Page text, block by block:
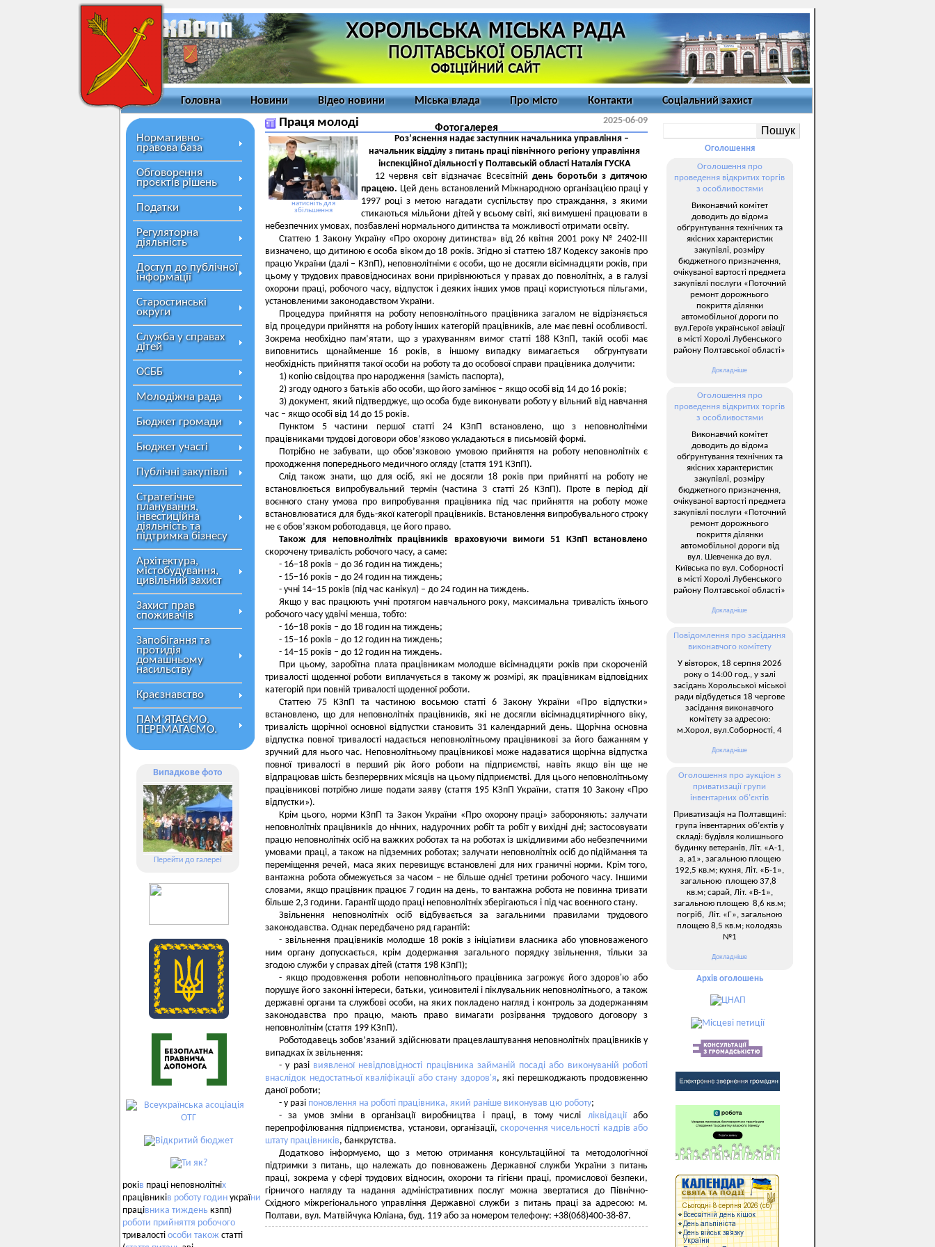
Головна Новини Відео новини Міська влада Про місто Контакти Соціальний захист
Фотогалерея
Нормативно-
правова база
Обговорення
проєктів рішень
Податки
Регуляторна
діяльність
Доступ до публічної
інформації
Старостинські
округи
Служба у справах
дітей
ОСББ
Молодіжна рада
Бюджет громади
Бюджет участі
Публічні закупівлі
Стратегічне
планування,
інвестиційна
діяльність та
підтримка бізнесу
Архітектура,
містобудування,
цивільний захист
Захист прав
споживачів
Запобігання та
протидія
домашньому
насильству
Краєзнавство
ПАМ’ЯТАЄМО.
ПЕРЕМАГАЄМО.
Випадкове фото
Перейти до галереї
років праці неповнолітніх
працівників роботу годин україни
працівника тиждень кзпп)
роботи прийняття робочого
тривалості особи також статті
Праця молоді 2025-06-09
натисніть для
збільшення
Роз’яснення надає заступник начальника управління –
начальник відділу з питань праці північного регіону управління
інспекційної діяльності у Полтавській області Наталія ГУСКА
12 червня світ відзначає Всесвітній день боротьби з дитячою
працею. Цей день встановлений Міжнародною організацією праці у
1997 році з метою нагадати суспільству про страждання, з якими
стикаються мільйони дітей у всьому світі, які вимушені працювати в
небезпечних умовах, позбавлені нормального дитинства та можливості отримати освіту.
Статтею 1 Закону Україну «Про охорону дитинства» від 26 квітня 2001 року № 2402-III
визначено, що дитиною є особа віком до 18 років. Згідно зі статтею 187 Кодексу законів про
працю України (далі – КЗпП), неповнолітніми є особи, що не досягли вісімнадцяти років, при
цьому у трудових правовідносинах вони прирівнюються у правах до повнолітніх, а в галузі
охорони праці, робочого часу, відпусток і деяких інших умов праці користуються пільгами,
установленими законодавством України.
Процедура прийняття на роботу неповнолітнього працівника загалом не відрізняється
від процедури прийняття на роботу інших категорій працівників, але має певні особливості.
Зокрема необхідно пам’ятати, що з урахуванням вимог статті 188 КЗпП, такій особі має
виповнитись щонайменше 16 років, в іншому випадку вимагається обґрунтувати
необхідність прийняття такої особи на роботу та до особової справи працівника долучити:
1) копію свідоцтва про народження (замість паспорта),
2) згоду одного з батьків або особи, що його замінює – якщо особі від 14 до 16 років;
3) документ, який підтверджує, що особа буде виконувати роботу у вільний від навчання
час – якщо особі від 14 до 15 років.
Пунктом 5 частини першої статті 24 КЗпП встановлено, що з неповнолітніми
працівниками трудові договори обов’язково укладаються в письмовій формі.
Потрібно не забувати, що обов’язковою умовою прийняття на роботу неповнолітніх є
проходження попереднього медичного огляду (стаття 191 КЗпП).
Слід також знати, що для осіб, які не досягли 18 років при прийнятті на роботу не
встановлюється випробувальний термін (частина 3 статті 26 КЗпП). Проте в період дії
воєнного стану умова про випробування працівника під час прийняття на роботу може
встановлюватися для будь-якої категорії працівників. Встановлення випробувального строку
не є обов’язком роботодавця, це його право.
Також для неповнолітніх працівників враховуючи вимоги 51 КЗпП встановлено
скорочену тривалість робочого часу, а саме:
- 16–18 років – до 36 годин на тиждень;
- 15–16 років – до 24 годин на тиждень;
- учні 14–15 років (під час канікул) – до 24 годин на тиждень.
Якщо у вас працюють учні протягом навчального року, максимальна тривалість їхнього
робочого часу удвічі менша, тобто:
- 16–18 років – до 18 годин на тиждень;
- 15–16 років – до 12 годин на тиждень;
- 14–15 років – до 12 годин на тиждень.
При цьому, заробітна плата працівникам молодше вісімнадцяти років при скороченій
тривалості щоденної роботи виплачується в такому ж розмірі, як працівникам відповідних
категорій при повній тривалості щоденної роботи.
Статтею 75 КЗпП та частиною восьмою статті 6 Закону України «Про відпустки»
встановлено, що для неповнолітніх працівників, які не досягли вісімнадцятирічного віку,
тривалість щорічної основної відпустки становить 31 календарний день. Щорічна основна
відпустка повної тривалості надається неповнолітньому працівникові за його бажанням у
зручний для нього час. Неповнолітньому працівникові може надаватися щорічна відпустка
повної тривалості в перший рік його роботи на підприємстві, навіть якщо він ще не
відпрацював шість безперервних місяців на цьому підприємстві. Для цього неповнолітньому
працівникові потрібно лише подати заяву (стаття 195 КЗпП України, стаття 10 Закону «Про
відпустки»).
Крім цього, норми КЗпП та Закон України «Про охорону праці» забороняють: залучати
неповнолітніх працівників до нічних, надурочних робіт та робіт у вихідні дні; застосовувати
працю неповнолітніх осіб на важких роботах та на роботах із шкідливими або небезпечними
умовами праці, а також на підземних роботах; залучати неповнолітніх осіб до підіймання та
переміщення речей, маса яких перевищує встановлені для них граничні норми. Крім того,
вантажна робота обмежується за часом – не більше однієї третини робочого часу. Іншими
словами, якщо працівник працює 7 годин на день, то вантажна робота не повинна тривати
більше 2,3 години. Гарантії щодо праці неповнолітніх зберігаються і під час воєнного стану.
Звільнення неповнолітніх осіб відбувається за загальними правилами трудового
законодавства. Однак передбачено ряд гарантій:
- звільнення працівників молодше 18 років з ініціативи власника або уповноваженого
ним органу допускається, крім додержання загального порядку звільнення, тільки за
згодою служби у справах дітей (стаття 198 КЗпП);
- якщо продовження роботи неповнолітнього працівника загрожує його здоров'ю або
порушує його законні інтереси, батьки, усиновителі і піклувальник неповнолітнього, а також
державні органи та службові особи, на яких покладено нагляд і контроль за додержанням
законодавства про працю, мають право вимагати розірвання трудового договору з
неповнолітнім (стаття 199 КЗпП).
Роботодавець зобов’язаний здійснювати працевлаштування неповнолітніх працівників у
випадках їх звільнення:
- у разі виявленої невідповідності працівника займаній посаді або виконуваній роботі
внаслідок недостатньої кваліфікації або стану здоров'я, які перешкоджають продовженню
даної роботи;
- у разі поновлення на роботі працівника, який раніше виконував цю роботу;
- за умов зміни в організації виробництва і праці, в тому числі ліквідаціїабо
перепрофілювання підприємства, установи, організації,скорочення чисельності кадрів або
штату працівників, банкрутства.
Додатково інформуємо, що з метою отримання консультаційної та методологічної
підтримки з питань, що належать до повноважень Державної служби України з питань
праці, зокрема у сфері трудових відносин, охорони та гігієни праці, промислової безпеки,
гірничого нагляду та надання адміністративних послуг можна звертатися до Північно-
Східного міжрегіонального управління Державної служби з питань праці за адресою: м.
Полтави, вул. Матвійчука Юліана, буд. 119 або за номером телефону: +38(068)400-38-87.
Оголошення
Оголошення про
проведення відкритих торгів
з особливостями
Виконавчий комітет
доводить до відома
обґрунтування технічних та
якісних характеристик
закупівлі, розміру
бюджетного призначення,
очікуваної вартості предмета
закупівлі послуги «Поточний
ремонт дорожнього
покриття ділянки
автомобільної дороги по
вул.Героїв української авіації
в місті Хоролі Лубенського
району Полтавської області»
Докладніше
Оголошення про
проведення відкритих торгів
з особливостями
Виконавчий комітет
доводить до відома
обґрунтування технічних та
якісних характеристик
закупівлі, розміру
бюджетного призначення,
очікуваної вартості предмета
закупівлі послуги «Поточний
ремонт дорожнього
покриття ділянки
автомобільної дороги від
вул. Шевченка до вул.
Київська по вул. Соборності
в місті Хоролі Лубенського
району Полтавської області»
Докладніше
Повідомлення про засідання
виконавчого комітету
У вівторок, 18 серпня 2026
року о 14:00 год., у залі
засідань Хорольської міської
ради відбудеться 18 чергове
засідання виконавчого
комітету за адресою:
м.Хорол, вул.Соборності, 4
Докладніше
Оголошення про аукціон з
приватизації групи
інвентарних об’єктів
Приватизація на Полтавщині:
група інвентарних об’єктів у
складі: будівля колишнього
будинку ветеранів, Літ. «А-1,
а, а1», загальною площею
192,5 кв.м; кухня, Літ. «Б-1»,
загальною площею 37,8
кв.м; сарай, Літ. «В-1»,
загальною площею 8,6 кв.м;
погріб, Літ. «Г», загальною
площею 8,5 кв.м; колодязь
№1
Докладніше
Архів оголошень